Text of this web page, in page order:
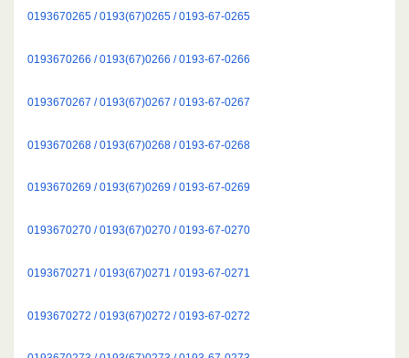
0193670265 / 0193(67)0265 / 0193-67-0265
0193670266 / 0193(67)0266 / 0193-67-0266
0193670267 / 0193(67)0267 / 0193-67-0267
0193670268 / 0193(67)0268 / 0193-67-0268
0193670269 / 0193(67)0269 / 0193-67-0269
0193670270 / 0193(67)0270 / 0193-67-0270
0193670271 / 0193(67)0271 / 0193-67-0271
0193670272 / 0193(67)0272 / 0193-67-0272